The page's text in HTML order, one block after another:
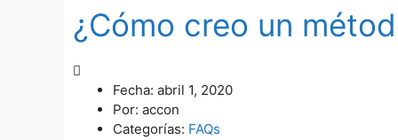
¿Cómo creo un
Fecha: abril 1, 2020
Por: accon
Categorías: FAQs